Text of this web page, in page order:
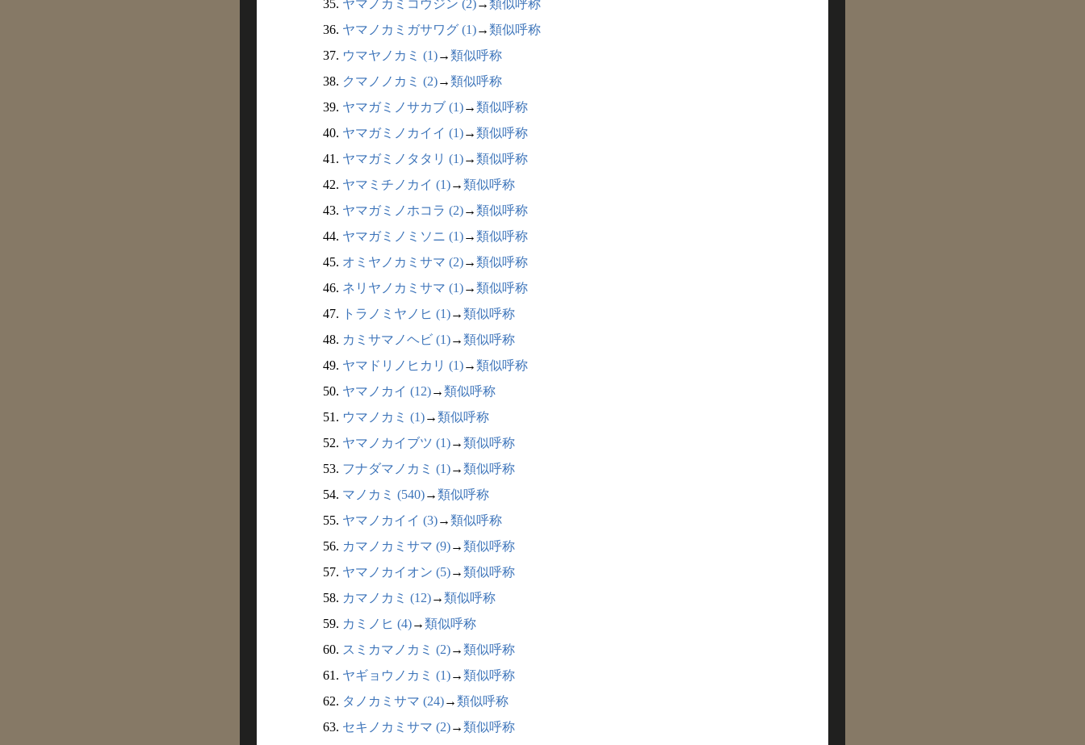
35. ヤマノカミコウジン (2)→類似呼称
36. ヤマノカミガサワグ (1)→類似呼称
37. ウマヤノカミ (1)→類似呼称
38. クマノノカミ (2)→類似呼称
39. ヤマガミノサカブ (1)→類似呼称
40. ヤマガミノカイイ (1)→類似呼称
41. ヤマガミノタタリ (1)→類似呼称
42. ヤマミチノカイ (1)→類似呼称
43. ヤマガミノホコラ (2)→類似呼称
44. ヤマガミノミソニ (1)→類似呼称
45. オミヤノカミサマ (2)→類似呼称
46. ネリヤノカミサマ (1)→類似呼称
47.
トラノミヤノヒ (1)→類似呼称
48. カミサマノヘビ (1)→類似呼称
49. ヤマドリノヒカリ (1)→類似呼称
50. ヤマノカイ (12)→類似呼称
51. ウマノカミ (1)→類似呼称
52. ヤマノカイブツ (1)→類似呼称
53. フナダマノカミ (1)→類似呼称
54. マノカミ (540)→類似呼称
55. ヤマノカイイ (3)→類似呼称
56. カマノカミサマ (9)→類似呼称
57. ヤマノカイオン (5)→類似呼称
58. カマノカミ (12)→類似呼称
59. カミノヒ (4)→類似呼称
60. スミカマノカミ (2)→類似呼称
61. ヤギョウノカミ (1)→類似呼称
62. タノカミサマ (24)→類似呼称
63. セキノカミサマ (2)→類似呼称